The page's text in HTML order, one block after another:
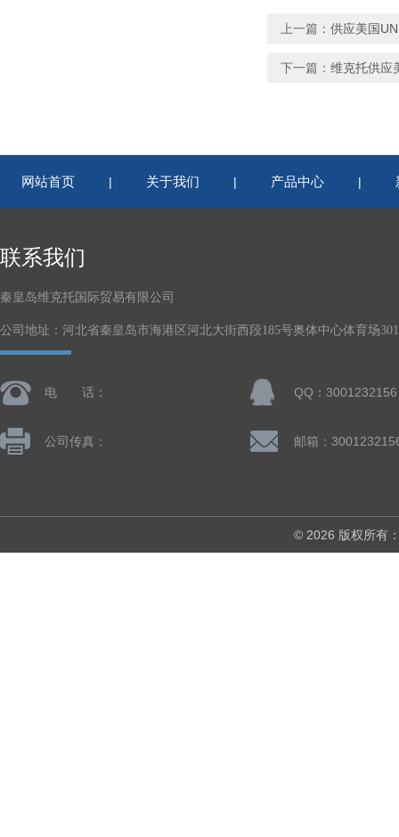
上一篇： 供应美国
下一篇： 维克托供应
网站首页 | 关于我们 | 产品中心 |
联系我们
秦皇岛维克托国际贸易有限公司
公司地址：河北省秦皇岛市海港区河北大街西段185号奥体中心体育场
电 话： QQ：3001232156
公司传真： 邮箱：
© 2026 版权所有